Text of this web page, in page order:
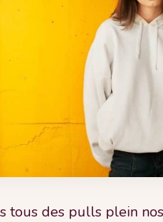
tous des pulls plein